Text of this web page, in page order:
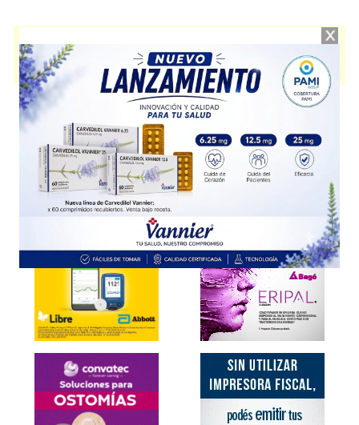
Antimicótico tópico
. Es producido porFecofary cuenta con 1
presentación disponible.
Explorar más
Otros productos conclotrimazol
Otros productos deFecofar